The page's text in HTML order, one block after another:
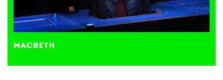
MACBETH